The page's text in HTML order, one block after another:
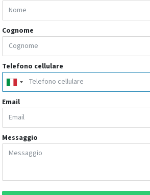
Cognome
Telefono cellulare
Email
Messaggio